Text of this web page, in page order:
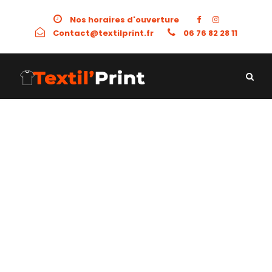
Nos horaires d'ouverture
Contact@textilprint.fr
06 76 82 28 11